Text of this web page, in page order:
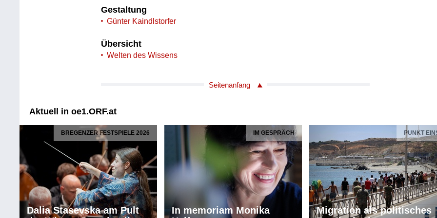
Gestaltung
Günter Kaindlstorfer
Übersicht
Welten des Wissens
Seitenanfang
Aktuell in oe1.ORF.at
BREGENZER FESTSPIELE 2026
Dalia Stasevska am Pult
IM GESPRÄCH
In memoriam Monika
PUNKT
Migration als politisches